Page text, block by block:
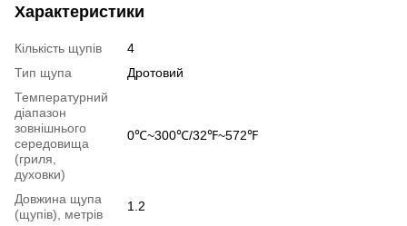
Характеристики
Кількість щупів
4
Тип щупа
Дротовий
Температурний
діапазон
зовнішнього
середовища
(гриля,
духовки)
0℃~300℃/32℉~572℉
Довжина щупа
(щупів), метрів
1.2